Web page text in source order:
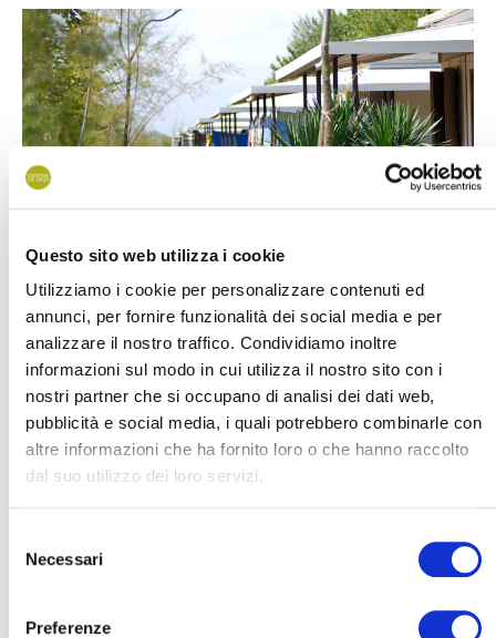
Questo sito web utilizza i cookie
Utilizziamo i cookie per personalizzare contenuti ed
annunci, per fornire funzionalità dei social media e per
analizzare il nostro traffico. Condividiamo inoltre
informazioni sul modo in cui utilizza il nostro sito con i
nostri partner che si occupano di analisi dei dati web,
pubblicità e social media, i quali potrebbero combinarle con
altre informazioni che ha fornito loro o che hanno raccolto
dal suo utilizzo dei loro servizi.
delNecessari
Preferenze
De ruime overdekteverandais zeker het meest
gewaardeerde kenmerk van onze gasten, perfect voor uw
buitendiner of gewoon om te ontspannen en te genieten van
de zeebries op warme zomeravonden.